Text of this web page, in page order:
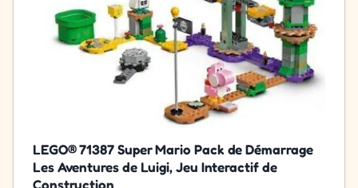
LEGO® 71387 Super Mario Pack de Démarrage
Les Aventures de Luigi, Jeu Interactif de